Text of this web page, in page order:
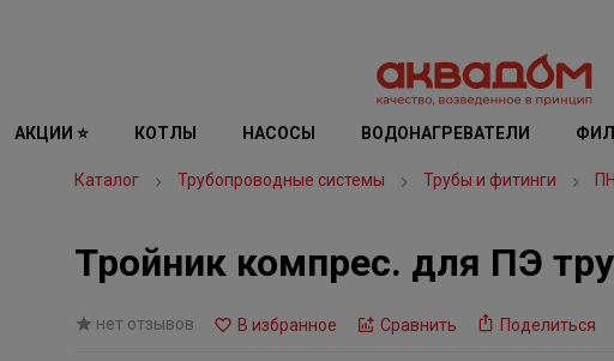
АКЦИИ ⭐ КОТЛЫ НАСОСЫ ВОДОНАГРЕВАТЕЛИ
Каталог Трубопроводные системы Трубы и фитинги
Тройник компрес. для ПЭ
нет отзывов В избранное Сравнить Поделиться